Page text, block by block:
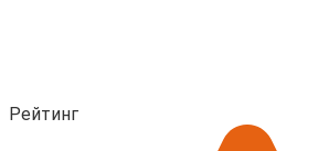
Рейтинг